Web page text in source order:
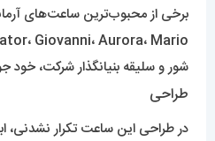
برخی از محبوب‌ترین ساعت‌های
شور و سلیقه بنیانگذار شرکت، خود
طراحی
در طراحی این ساعت تکرار نشدنی،